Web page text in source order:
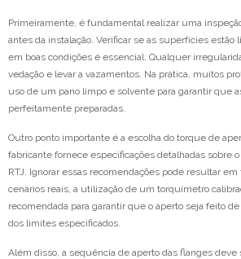
Primeiramente, é fundamental realizar uma
antes da instalação. Verificar se as superfícies estão
em boas condições é essencial. Qualquer
vedação e levar a vazamentos. Na prática, muitos
uso de um pano limpo e solvente para garantir que
perfeitamente preparadas.
Outro ponto importante é a escolha do torque de
fabricante fornece especificações detalhadas sobre
RTJ. Ignorar essas recomendações pode resultar em
cenários reais, a utilização de um torquímetro
recomendada para garantir que o aperto seja feito
dos limites especificados.
Além disso, a sequência de aperto das flanges deve